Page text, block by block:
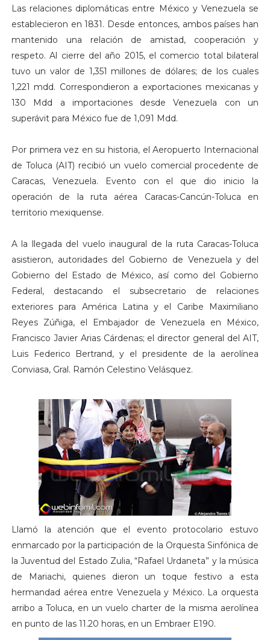
Las relaciones diplomáticas entre México y Venezuela se
establecieron en 1831. Desde entonces, ambos países han
mantenido una relación de amistad, cooperación y
respeto. Al cierre del año 2015, el comercio total bilateral
tuvo un valor de 1,351 millones de dólares; de los cuales
1,221 mdd. Correspondieron a exportaciones mexicanas y
130 Mdd a importaciones desde Venezuela con un
superávit para México fue de 1,091 Mdd.
Por primera vez en su historia, el Aeropuerto Internacional
de Toluca (AIT) recibió un vuelo comercial procedente de
Caracas, Venezuela. Evento con el que dio inicio la
operación de la ruta aérea Caracas-Cancún-Toluca en
territorio mexiquense.
A la llegada del vuelo inaugural de la ruta Caracas-Toluca
asistieron, autoridades del Gobierno de Venezuela y del
Gobierno del Estado de México, así como del Gobierno
Federal, destacando el subsecretario de relaciones
exteriores para América Latina y el Caribe Maximiliano
Reyes Zúñiga, el Embajador de Venezuela en México,
Francisco Javier Arias Cárdenas; el director general del AIT,
Luis Federico Bertrand, y el presidente de la aerolínea
Conviasa, Gral. Ramón Celestino Velásquez.
Llamó la atención que el evento protocolario estuvo
enmarcado por la participación de la Orquesta Sinfónica de
la Juventud del Estado Zulia, “Rafael Urdaneta” y la música
de Mariachi, quienes dieron un toque festivo a esta
hermandad aérea entre Venezuela y México. La orquesta
arribo a Toluca, en un vuelo charter de la misma aerolínea
en punto de las 11.20 horas, en un Embraer E190.